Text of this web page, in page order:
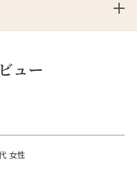
ュー
女性